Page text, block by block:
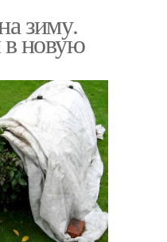
зиму.
в новую